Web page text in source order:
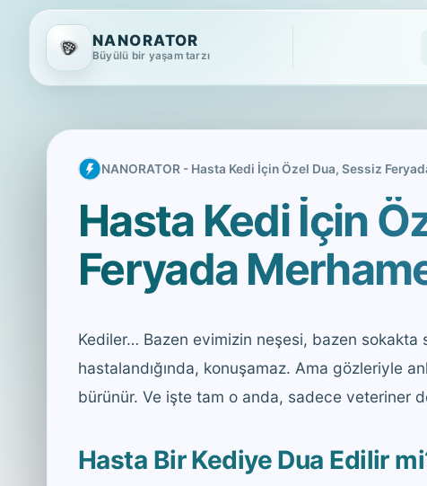
NANORATOR
Büyülü bir yaşam tarzı
NANORATOR - Hasta Kedi İçin Özel Dua, Sessiz
Hasta Kedi İçin
Feryada
Kediler… Bazen evimizin neşesi, bazen
hastalandığında, konuşamaz. Ama gözleriyle
bürünür. Ve işte tam o anda, sadece veteriner
Hasta Bir Kediye Dua Edilir